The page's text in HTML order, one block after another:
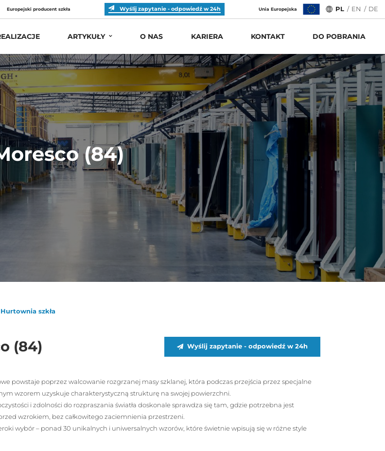
Europejski producent szkła Wyślij zapytanie - odpowiedź w 24h Unia Europejska PL / EN / DE
ARTYKUŁY O NAS KARIERA KONTAKT DO POBRANIA
(84)
Hurtownia szkła
(84) Wyślij zapytanie - odpowiedź w 24h
powstaje poprzez walcowanie rozgrzanej masy szklanej, która podczas przejścia przez specjalne
wzorem uzyskuje charakterystyczną strukturę na swojej powierzchni.
i zdolności do rozpraszania światła doskonale sprawdza się tam, gdzie potrzebna jest
wzrokiem, bez całkowitego zaciemnienia przestrzeni.
wybór – ponad 30 unikalnych i uniwersalnych wzorów, które świetnie wpisują się w różne style